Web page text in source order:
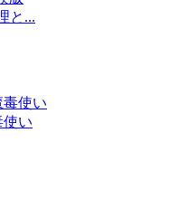
と...
い